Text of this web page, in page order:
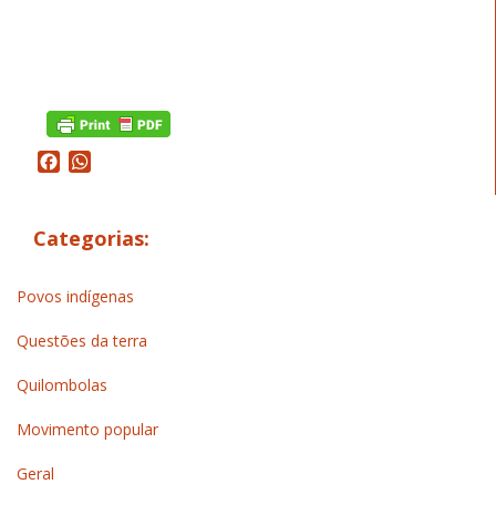
Facebook
Categorias:
Povos indígenas
Questões da terra
Quilombolas
Movimento popular
Geral